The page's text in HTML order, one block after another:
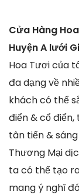
Cửa Hàng
Huyện A lưới
Hoa Tươi của
đa dạng về
khách có thể
điển & cổ
tân tiến &
Thương Mại
ta có thể tạo
mang ý nghĩ